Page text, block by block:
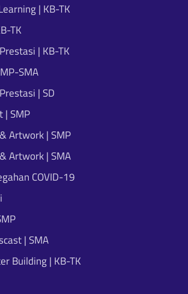
| KB-TK
TK
| KB-TK
SMA
| SD
| SMP
Artwork | SMP
Artwork | SMA
COVID-19
| SMA
Building | KB-TK